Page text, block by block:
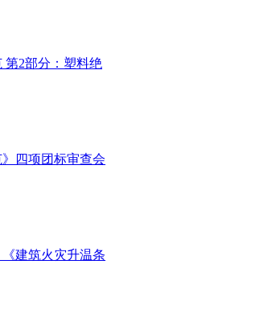
第2部分：塑料绝
四项团标审查会
建筑火灾升温条